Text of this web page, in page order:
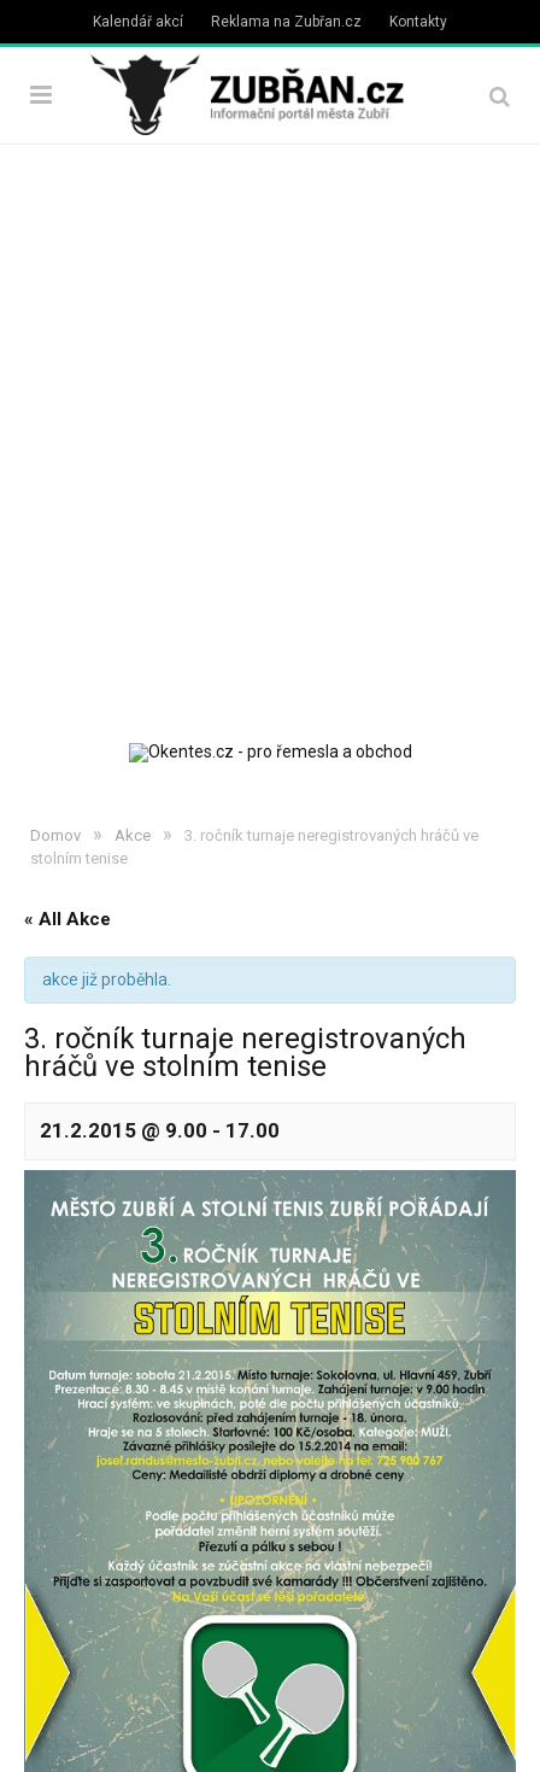
Kalendář akcí Reklama na Zubřan.cz Kontakty
Domov » Akce »
3. ročník turnaje neregistrovaných hráčů ve
stolním tenise
« All Akce
akce již proběhla.
3. ročník turnaje neregistrovaných
hráčů ve stolním tenise
21.2.2015 @ 9.00 - 17.00